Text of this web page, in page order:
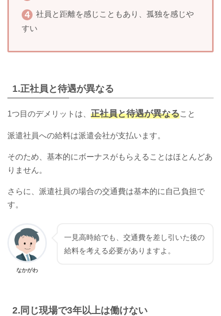
社員と距離を感じこともあり、孤独を感じや
すい
1.正社員と待遇が異なる
1つ目のデメリットは、 正社員と待遇が異なること
派遣社員への給料は派遣会社が支払います。
そのため、基本的にボーナスがもらえることはほとんどあ
りません。
さらに、派遣社員の場合の交通費は基本的に自己負担で
す。
なかがわ
一見高時給でも、交通費を差し引いた後の
給料を考える必要がありますよ。
2.同じ現場で3年以上は働けない